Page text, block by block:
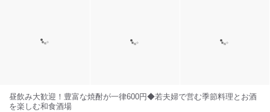
昼飲み大歓迎！豊富な焼酎が一律600円◆若夫婦で営む季節料理とお酒
を楽しむ和食酒場